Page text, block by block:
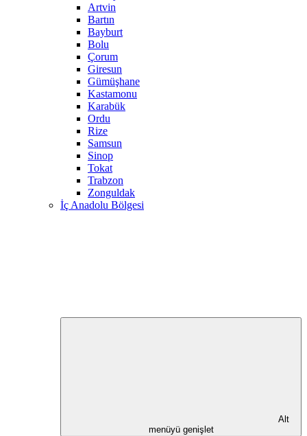
Artvin
Bartın
Bayburt
Bolu
Çorum
Giresun
Gümüşhane
Kastamonu
Karabük
Ordu
Rize
Samsun
Sinop
Tokat
Trabzon
Zonguldak
İç Anadolu Bölgesi
Alt
menüyü genişlet